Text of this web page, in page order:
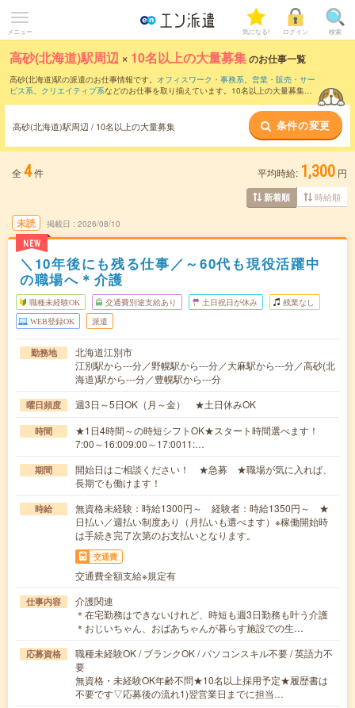
メニュー 気になる! ログイン 検索
高砂(北海道)駅周辺 × 10名以上の大量募集のお仕事一覧
高砂(北海道)駅の派遣のお仕事情報です。 オフィスワーク・事務系、 営業・販売・サー
ビス系、 クリエイティブ系などのお仕事を取り揃えています。10名以上の大量募集の
高砂(北海道)駅周辺 / 10名以上の大量募集 条件の変更
全 4件 平均時給: 1,300 円
新着順 時給順
未読
NEW
掲載日 2026/08/10
＼10年後にも残る仕事／～60代も現役活躍中
の職場へ＊介護
職種未経験OK 交通費別途支給あり 土日祝日が休み 残業なし
WEB登録OK 派遣
勤務地
北海道江別市
江別駅から---分／野幌駅から---分／大麻駅から---分／高砂(北
海道)駅から---分／豊幌駅から---分
曜日頻度 週3日～5日OK（月～金） ★土日休みOK
時間
★1日4時間～の時短シフトOK★スタート時間選べます！
7:00～16:009:00～17:0011:…
期間
開始日はご相談ください！ ★急募 ★職場が気に入れば、
長期でも働けます！
時給
無資格未経験：時給1300円～ 経験者：時給1350円～ ★
日払い／週払い制度あり（月払いも選べます）※稼働開始時
は手続き完了次第のお支払いとなります。
交通費
交通費全額支給※規定有
仕事内容
介護関連
＊在宅勤務はできないけれど、時短も週3日勤務も叶う介護
＊おじいちゃん、おばあちゃんが暮らす施設での生…
応募資格
職種未経験OK / ブランクOK / パソコンスキル不要 / 英語力不
要
無資格・未経験OK年齢不問★10名以上採用予定★履歴書は
不要です▽応募後の流れ1)翌営業日までに担当…